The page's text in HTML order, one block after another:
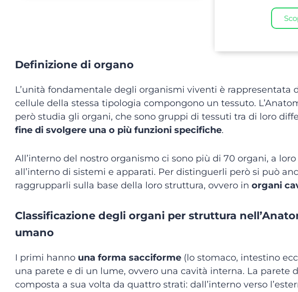
Definizione di organo
L’unità fondamentale degli organismi viventi è rappresentata
cellule della stessa tipologia compongono un tessuto.
però studia gli organi, che sono gruppi di tessuti tra di loro
fine di svolgere una o più funzioni specifiche.
All’interno del nostro organismo ci sono più di 70 organi, a
all’interno di sistemi e apparati. Per distinguerli però si può
raggrupparli sulla base della loro struttura, ovvero in organi
Classificazione degli organi per struttura
umano
I primi hanno una forma sacciforme (lo stomaco, intestino
una parete e di un lume, ovvero una cavità interna. La parete
composta a sua volta da quattro strati: dall’interno verso